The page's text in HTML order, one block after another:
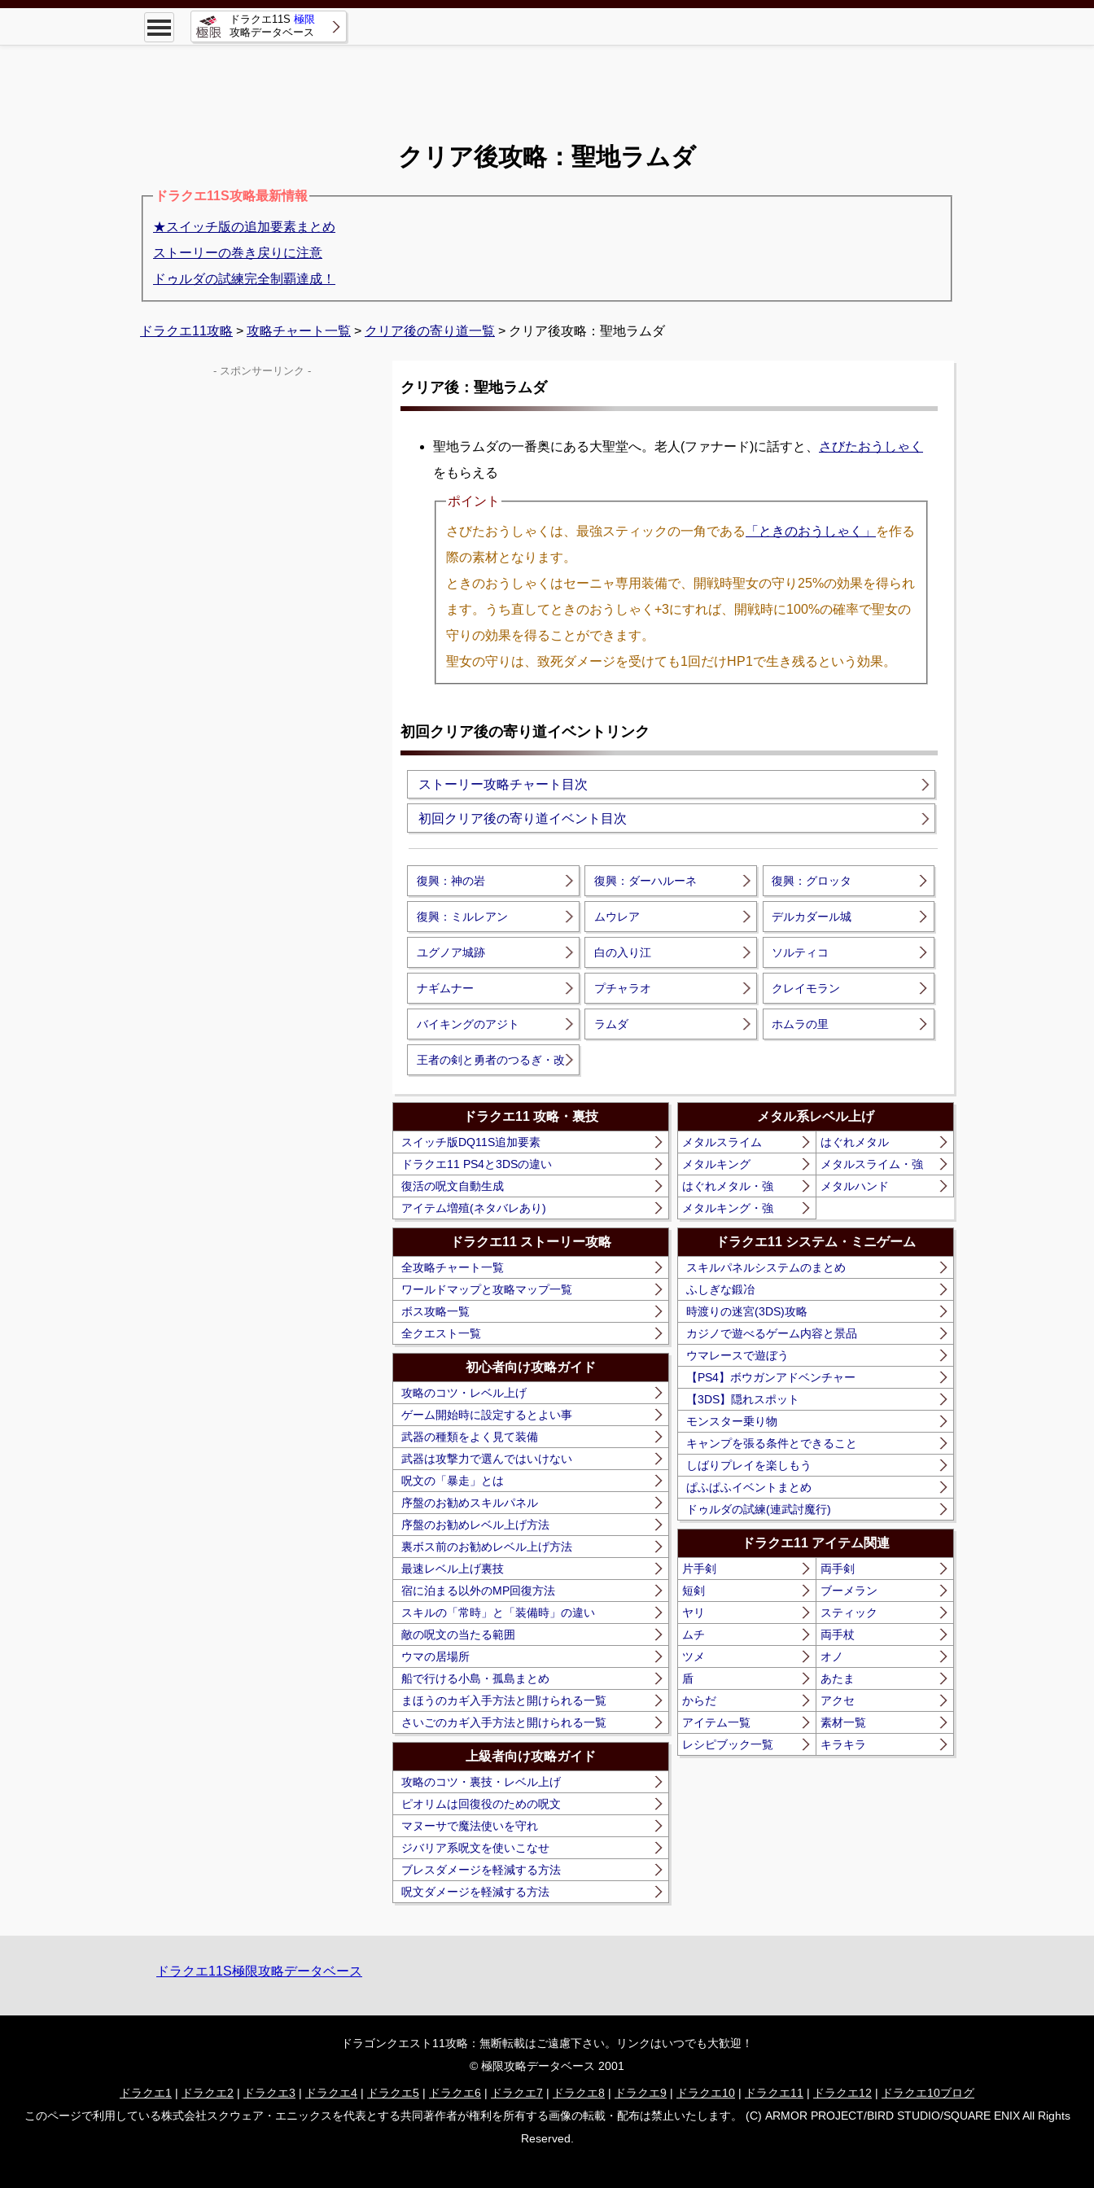
ドラクエ11S 極限
攻略データベース
クリア後攻略：聖地ラムダ
ドラクエ11S攻略最新情報
★スイッチ版の追加要素まとめ
ストーリーの巻き戻りに注意
ドゥルダの試練完全制覇達成！
ドラクエ11攻略 > 攻略チャート一覧 > クリア後の寄り道一覧 > クリア後攻略：聖地ラムダ
クリア後：聖地ラムダ
聖地ラムダの一番奥にある大聖堂へ。老人(ファナード)に話すと、
さびたおうしゃく
をもらえる
ポイント
さびたおうしゃくは、最強スティックの一角である 「ときのおうしゃく」
を作る
際の素材となります。
ときのおうしゃくはセーニャ専用装備で、開戦時聖女の守り25%の効果を得られ
ます。うち直してときのおうしゃく+3にすれば、開戦時に100%の確率で聖女の
守りの効果を得ることができます。
聖女の守りは、致死ダメージを受けても1回だけHP1で生き残るという効果。
初回クリア後の寄り道イベントリンク
ストーリー攻略チャート目次
初回クリア後の寄り道イベント目次
復興：神の岩 復興：ダーハルーネ 復興：グロッタ
復興：ミルレアン ムウレア デルカダール城
ユグノア城跡 白の入り江 ソルティコ
ナギムナー プチャラオ クレイモラン
バイキングのアジト ラムダ ホムラの里
王者の剣と勇者のつるぎ・改
ドラクエ11 攻略・裏技
スイッチ版DQ11S追加要素
ドラクエ11 PS4と3DSの違い
復活の呪文自動生成
アイテム増殖(ネタバレあり)
ドラクエ11 ストーリー攻略
全攻略チャート一覧
ワールドマップと攻略マップ一覧
ボス攻略一覧
全クエスト一覧
初心者向け攻略ガイド
攻略のコツ・レベル上げ
ゲーム開始時に設定するとよい事
武器の種類をよく見て装備
武器は攻撃力で選んではいけない
呪文の「暴走」とは
序盤のお勧めスキルパネル
序盤のお勧めレベル上げ方法
裏ボス前のお勧めレベル上げ方法
最速レベル上げ裏技
宿に泊まる以外のMP回復方法
スキルの「常時」と「装備時」の違い
敵の呪文の当たる範囲
ウマの居場所
船で行ける小島・孤島まとめ
まほうのカギ入手方法と開けられる一覧
さいごのカギ入手方法と開けられる一覧
上級者向け攻略ガイド
攻略のコツ・裏技・レベル上げ
ピオリムは回復役のための呪文
マヌーサで魔法使いを守れ
ジバリア系呪文を使いこなせ
ブレスダメージを軽減する方法
呪文ダメージを軽減する方法
メタル系レベル上げ
メタルスライム
はぐれメタル
メタルキング
メタルスライム・強
はぐれメタル・強
メタルハンド
メタルキング・強
ドラクエ11 システム・ミニゲーム
スキルパネルシステムのまとめ
ふしぎな鍛冶
時渡りの迷宮(3DS)攻略
カジノで遊べるゲーム内容と景品
ウマレースで遊ぼう
【PS4】ボウガンアドベンチャー
【3DS】隠れスポット
モンスター乗り物
キャンプを張る条件とできること
しばりプレイを楽しもう
ぱふぱふイベントまとめ
ドゥルダの試練(連武討魔行)
ドラクエ11 アイテム関連
片手剣
両手剣
短剣
ブーメラン
ヤリ
スティック
ムチ
両手杖
ツメ
オノ
盾
あたま
からだ
アクセ
アイテム一覧
素材一覧
レシピブック一覧
キラキラ
- スポンサーリンク -
ドラクエ11S極限攻略データベース
ドラゴンクエスト11攻略：無断転載はご遠慮下さい。リンクはいつでも大歓迎！
© 極限攻略データベース 2001
ドラクエ1 | ドラクエ2 | ドラクエ3 | ドラクエ4 | ドラクエ5 | ドラクエ6 | ドラクエ7 | ドラクエ8 | ドラクエ9 | ドラクエ10 | ドラクエ11 | ドラクエ12 |
ドラクエ10ブログ
このページで利用している株式会社スクウェア・エニックスを代表とする共同著作者が権利を所有する画像の転載・配布は禁止いたします。 (C) ARMOR PROJECT/BIRD STUDIO/SQUARE ENIX All Rights
Reserved.